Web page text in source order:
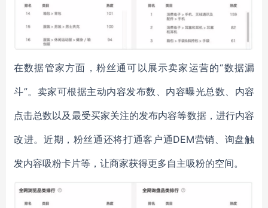
在数据管家方面，粉丝通可以展示卖家运营的“数据漏
斗”。卖家可根据主动内容发布数、内容曝光总数、内容
点击总数以及最受买家关注的发布内容等数据，进行内容
改进。近期，粉丝通还将打通客户通DEM营销、询盘触
发内容吸粉卡片等，让商家获得更多自主吸粉的空间。